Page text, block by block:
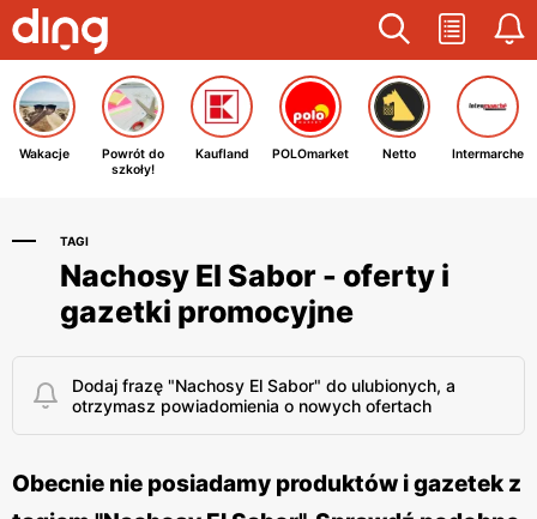
Wakacje
Powrót do
szkoły!
Kaufland POLOmarket Netto Intermarche
TAGI
Nachosy El Sabor - oferty i
gazetki promocyjne
Dodaj frazę "Nachosy El Sabor" do ulubionych, a
otrzymasz powiadomienia o nowych ofertach
Obecnie nie posiadamy produktów i gazetek z